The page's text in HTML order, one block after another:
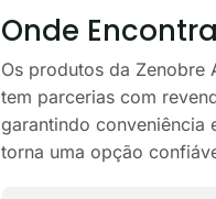
Onde
Os produtos da Zenobre
tem parcerias com
garantindo conveniência
torna uma opção